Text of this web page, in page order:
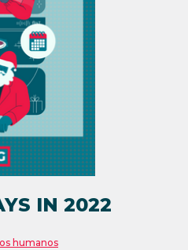
IN 2022
humanos